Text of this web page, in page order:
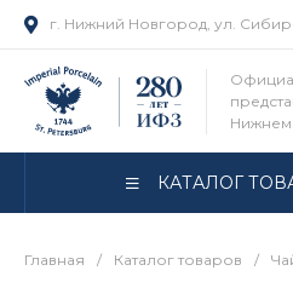
г. Нижний Новгород, ул.
КАТАЛОГ
Главная / Каталог товаров /